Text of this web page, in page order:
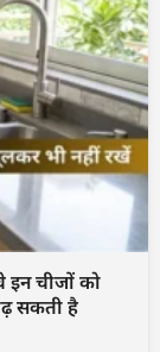
चीजों को
सकती है